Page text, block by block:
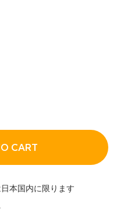
CART
本国内に限ります